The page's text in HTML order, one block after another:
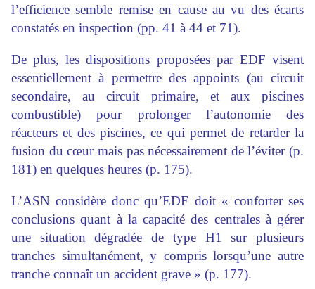
l’efficience semble remise en cause au vu des écarts
constatés en inspection (pp. 41 à 44 et 71).
De plus, les dispositions proposées par EDF visent
essentiellement à permettre des appoints (au circuit
secondaire, au circuit primaire, et aux piscines
combustible) pour prolonger l’autonomie des
réacteurs et des piscines, ce qui permet de retarder la
fusion du cœur mais pas nécessairement de l’éviter (p.
181) en quelques heures (p. 175).
L’ASN considère donc qu’EDF doit « conforter ses
conclusions quant à la capacité des centrales à gérer
une situation dégradée de type H1 sur plusieurs
tranches simultanément, y compris lorsqu’une autre
tranche connaît un accident grave » (p. 177).